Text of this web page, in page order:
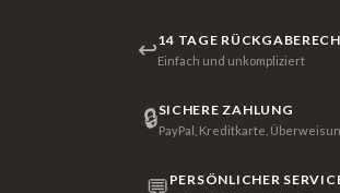
↩14 TAGE
Einfach und unkompliziert
🔒SICHERE ZAHLUNG
PayPal, Kreditkarte,
PERSÖNLICHER